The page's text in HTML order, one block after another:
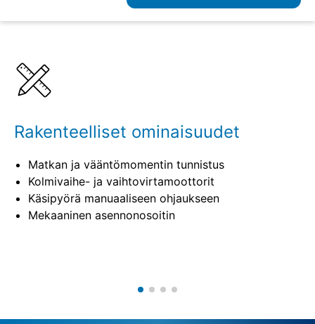
Yhdisteltävät tuotteet
Vastaavat tuotteet
Rakenteelliset ominaisuudet
Matkan ja vääntömomentin tunnistus
Kolmivaihe- ja vaihtovirtamoottorit
Käsipyörä manuaaliseen ohjaukseen
Mekaaninen asennonosoitin